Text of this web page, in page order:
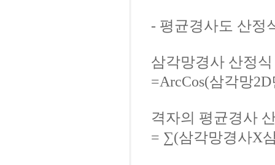
- 평균경사도 산정
삼각망경사 산정식
=ArcCos(삼각망2D
격자의 평균경사
= ∑(삼각망경사X